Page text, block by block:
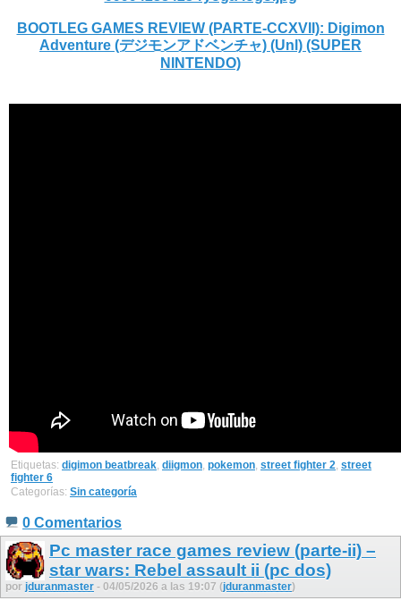
BOOTLEG GAMES REVIEW (PARTE-CCXVII): Digimon
Adventure (デジモンアドベンチャ) (Unl) (SUPER
NINTENDO)
Etiquetas: digimon beatbreak diigmon pokemon street fighter 2 street
fighter 6
Categorías: Sin categoría
0 Comentarios
Pc master race games review (parte-ii) –
star wars: Rebel assault ii (pc dos)
por jduranmaster - 04/05/2026 a las 19:07 (jduranmaster)